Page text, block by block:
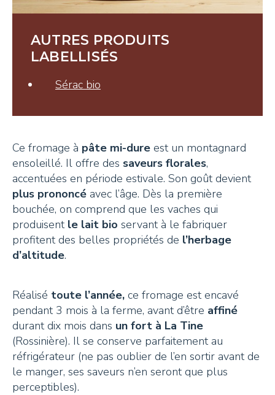
Miel et autres douceurs
Ambassadeurs
CONTACT
Pays-d’Enhaut Région,
Économie et Tourisme
Place du Village 6,
+41 26 924 25 25
info@pays-denhaut.ch
NEWSLETTER
AUTRES PRODUITS
LABELLISÉS
Sérac bio
Ce fromage à pâte mi-dure est un montagnard
ensoleillé. Il offre des saveurs florales,
accentuées en période estivale. Son goût devient
plus prononcé avec l’âge. Dès la première
bouchée, on comprend que les vaches qui
produisent le lait bio servant à le fabriquer
profitent des belles propriétés de l’herbage
d’altitude.
Réalisé toute l’année, ce fromage est encavé
pendant 3 mois à la ferme, avant d’être affiné
durant dix mois dans un fort à La Tine
(Rossinière). Il se conserve parfaitement au
réfrigérateur (ne pas oublier de l’en sortir avant de
le manger, ses saveurs n’en seront que plus
perceptibles).